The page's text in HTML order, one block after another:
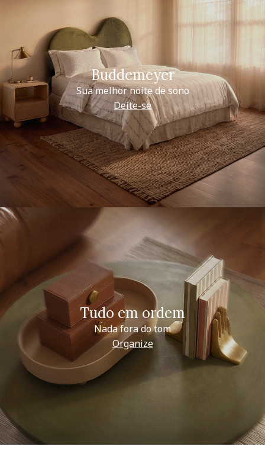
Buddemeyer
Sua melhor noite de sono
Deite-se
Tudo em ordem
Nada fora do tom
Organize